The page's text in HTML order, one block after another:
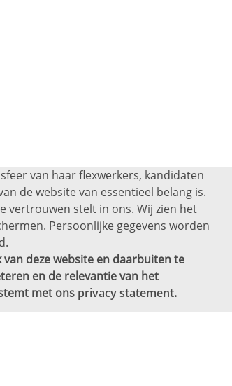
van haar flexwerkers, kandidaten
de website van essentieel belang is.
vertrouwen stelt in ons. Wij zien het
Persoonlijke gegevens worden
deze website en daarbuiten te
en de relevantie van het
met ons privacy statement.